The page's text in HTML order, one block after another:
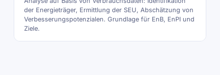
der Energieträger, Ermittlung der SEU, Abschätzung von
Verbesserungspotenzialen. Grundlage für EnB, EnPI und
Ziele.